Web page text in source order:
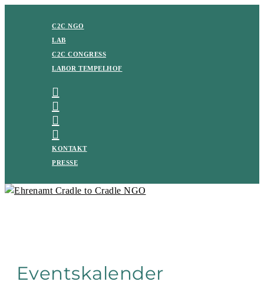
C2C NGO
LAB
C2C CONGRESS
LABOR TEMPELHOF
KONTAKT
PRESSE
Eventskalender